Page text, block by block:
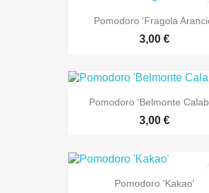
Pomodoro 'Fragola
3,00 €
Pomodoro 'Belmonte
3,00 €
Pomodoro 'Kakao'